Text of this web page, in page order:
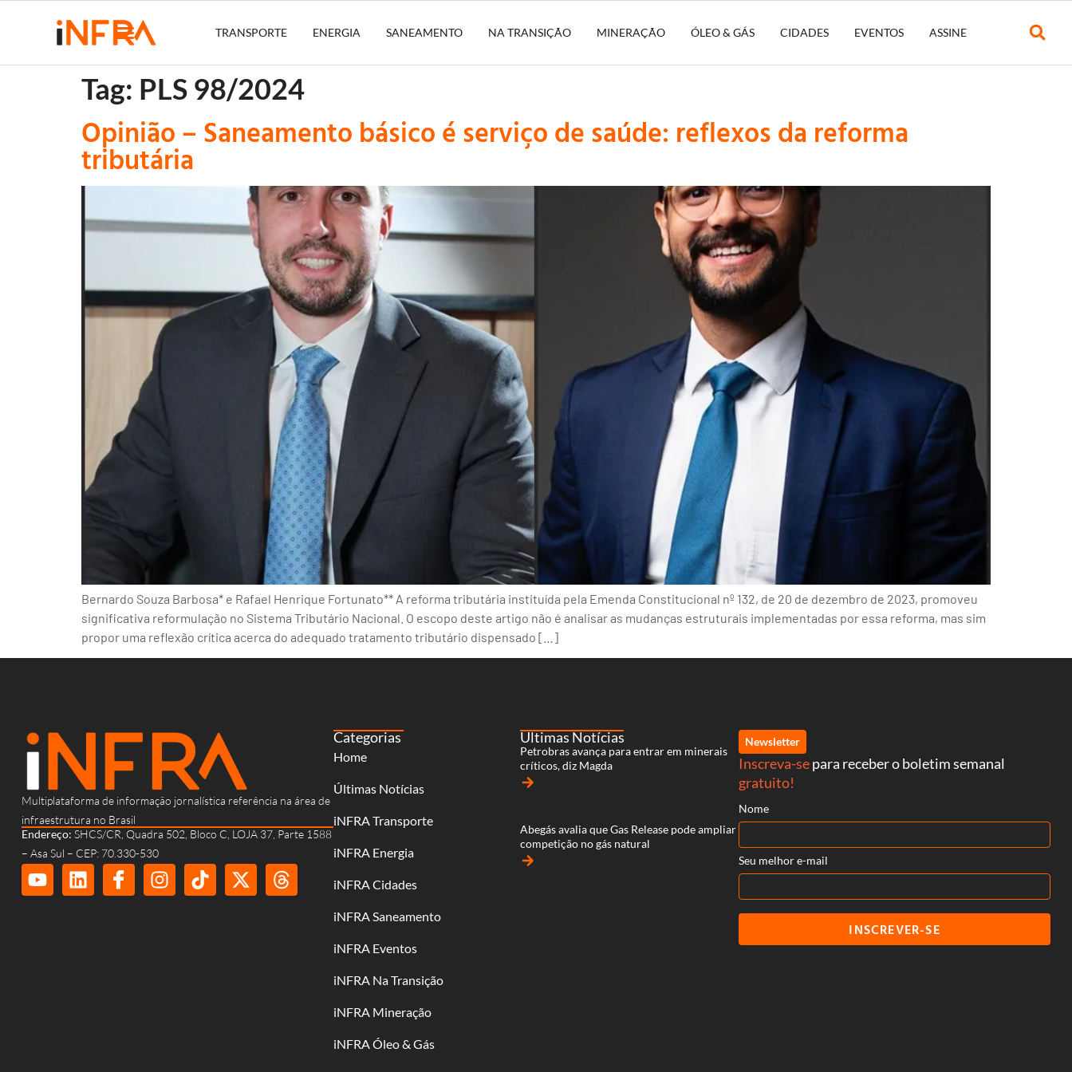
TRANSPORTE ENERGIA SANEAMENTO NA TRANSIÇÃO MINERAÇÃO ÓLEO & GÁS CIDADES EVENTOS ASSINE
Tag: PLS 98/2024
Opinião – Saneamento básico é serviço de saúde: reflexos da reforma
tributária
Bernardo Souza Barbosa* e Rafael Henrique Fortunato** A reforma tributária instituída pela Emenda Constitucional nº 132, de 20 de dezembro de 2023, promoveu
significativa reformulação no Sistema Tributário Nacional. O escopo deste artigo não é analisar as mudanças estruturais implementadas por essa reforma, mas sim
propor uma reflexão crítica acerca do adequado tratamento tributário dispensado […]
Multiplataforma de informação jornalística referência na área de
infraestrutura no Brasil
Endereço: SHCS/CR, Quadra 502, Bloco C, LOJA 37, Parte 1588
– Asa Sul – CEP: 70.330-530
Categorias
Home
Últimas Notícias
iNFRA Transporte
iNFRA Energia
iNFRA Cidades
iNFRA Saneamento
iNFRA Eventos
iNFRA Na Transição
iNFRA Mineração
iNFRA Óleo & Gás
Últimas Notícias
Petrobras avança para entrar em minerais
críticos, diz Magda
arrow_forward
Abegás avalia que Gas Release pode ampliar
competição no gás natural
arrow_forward
Newsletter
Inscreva-separa receber o boletim semanal
gratuito!
Nome
Seu melhor e-mail
INSCREVER-SE